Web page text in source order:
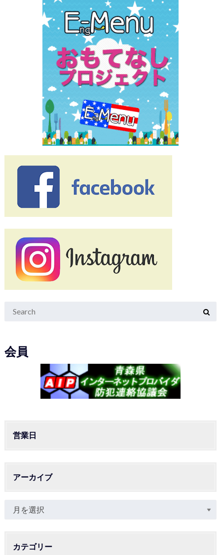
会員
営業日
アーカイブ
カテゴリー